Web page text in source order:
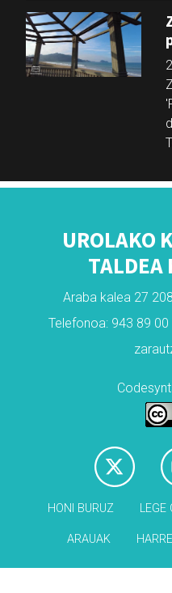
UROLAKO
TALDEA
Araba kalea 27
Telefonoa: 943 89
HONI BURUZ LEGE
ARAUAK